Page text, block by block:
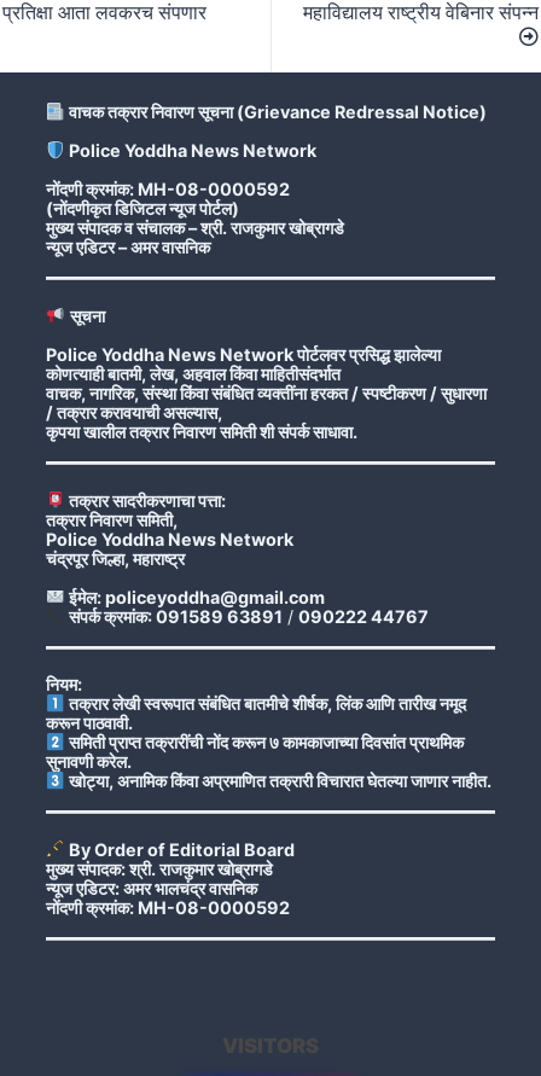
प्रतिक्षा आता लवकरच संपणार
महाविद्यालय राष्ट्रीय वेबिनार संपन्‍न
वाचक तक्रार निवारण सूचना (Grievance Redressal Notice)
Police Yoddha News Network
नोंदणी क्रमांक: MH-08-0000592
(नोंदणीकृत डिजिटल न्यूज पोर्टल)
मुख्य संपादक व संचालक – श्री. राजकुमार खोब्रागडे
न्यूज एडिटर – अमर वासनिक
सूचना
Police Yoddha News Network पोर्टलवर प्रसिद्ध झालेल्या
कोणत्याही बातमी, लेख, अहवाल किंवा माहितीसंदर्भात
वाचक, नागरिक, संस्था किंवा संबंधित व्यक्तींना हरकत / स्पष्टीकरण / सुधारणा
/ तक्रार करावयाची असल्यास,
कृपया खालील तक्रार निवारण समिती शी संपर्क साधावा.
तक्रार सादरीकरणाचा पत्ता:
तक्रार निवारण समिती,
Police Yoddha News Network
चंद्रपूर जिल्हा, महाराष्ट्र
ईमेल: policeyoddha@gmail.com
संपर्क क्रमांक: 091589 63891 / 090222 44767
नियम:
तक्रार लेखी स्वरूपात संबंधित बातमीचे शीर्षक, लिंक आणि तारीख नमूद
करून पाठवावी.
समिती प्राप्त तक्रारींची नोंद करून ७ कामकाजाच्या दिवसांत प्राथमिक
सुनावणी करेल.
खोट्या, अनामिक किंवा अप्रमाणित तक्रारी विचारात घेतल्या जाणार नाहीत.
By Order of Editorial Board
मुख्य संपादक: श्री. राजकुमार खोब्रागडे
न्यूज एडिटर: अमर भालचंद्र वासनिक
नोंदणी क्रमांक: MH-08-0000592
VISITORS